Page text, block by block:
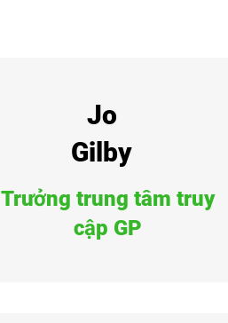
Jo
Gilby
Trưởng trung tâm truy
cập GP